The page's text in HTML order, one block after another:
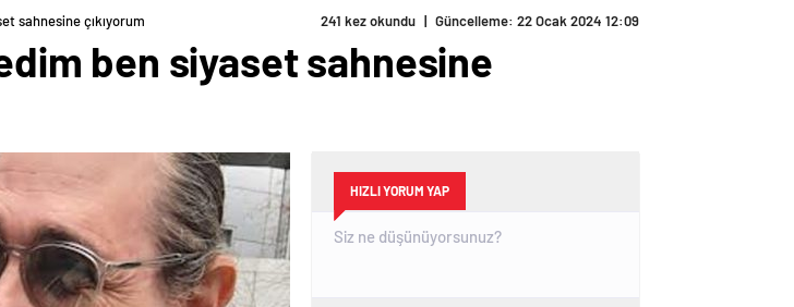
sahnesine çıkıyorum 241 kez okundu | Güncelleme: 22 Ocak 2024 12:09
ben siyaset sahnesine
HIZLI YORUM YAP